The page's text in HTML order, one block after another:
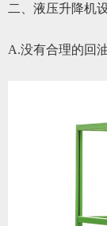
二、液压升降机
A.没有合理的回